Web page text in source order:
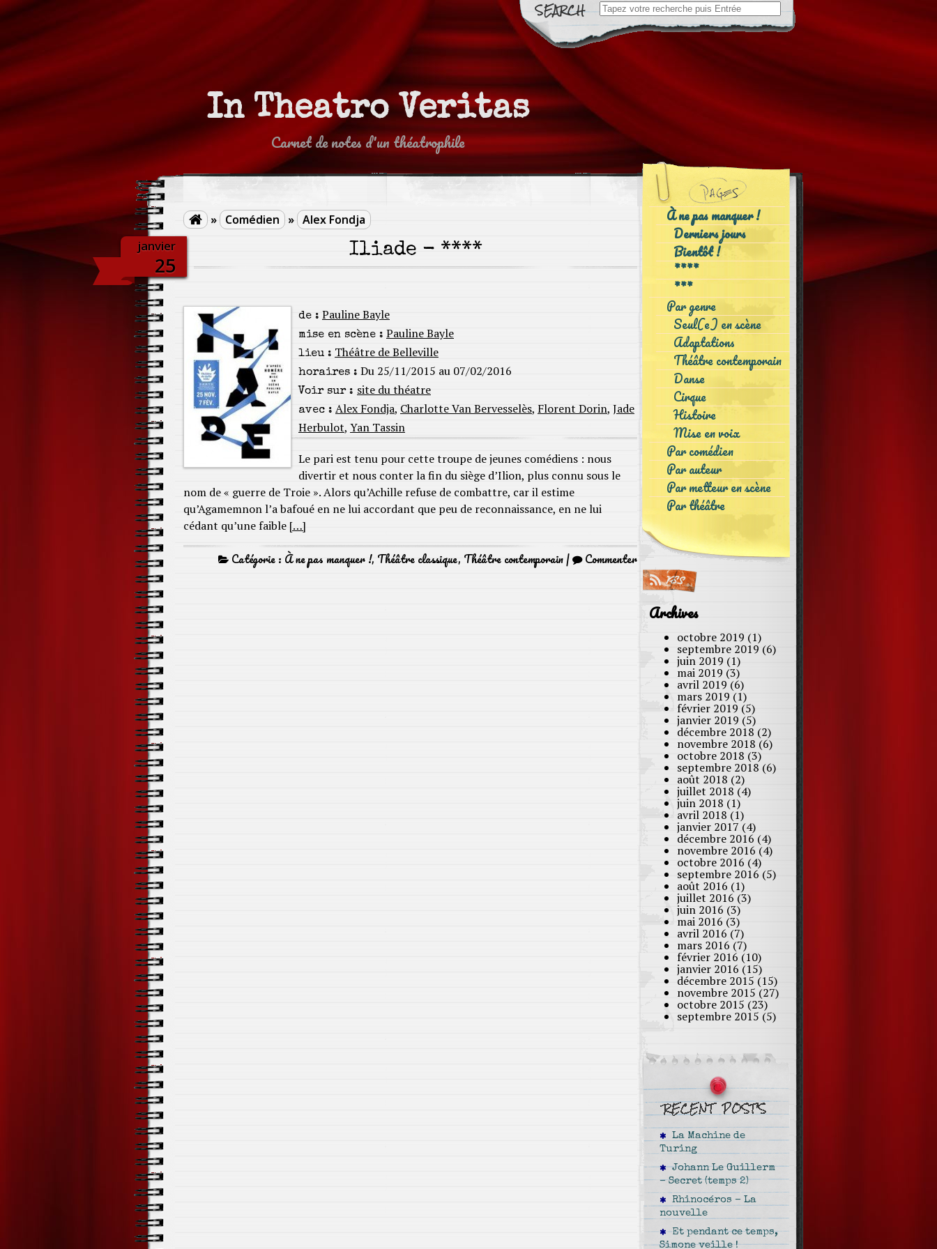
Search
for:
In Theatro Veritas
Carnet de notes d'un théatrophile
 » Comédien » Alex Fondja
janvier
25
Iliade - ****
de : Pauline Bayle
mise en scène : Pauline Bayle
lieu : Théâtre de Belleville
horaires : Du 25/11/2015 au 07/02/2016
Voir sur : site du théatre
avec : Alex Fondja, Charlotte Van Bervesselès, Florent Dorin, Jade
Herbulot, Yan Tassin
Le pari est tenu pour cette troupe de jeunes comédiens : nous
divertir et nous conter la fin du siège d’Ilion, plus connu sous le
nom de « guerre de Troie ». Alors qu’Achille refuse de combattre, car il estime
qu’Agamemnon l’a bafoué en ne lui accordant que peu de reconnaissance, en ne lui
cédant qu’une faible […]
Catégorie : À ne pas manquer !, Théâtre classique, Théâtre contemporain| Commenter
À ne pas manquer !
Derniers jours
Bientôt !
****
***
Par genre
Seul(e) en scène
Adaptations
Théâtre contemporain
Danse
Cirque
Histoire
Mise en voix
Par comédien
Par auteur
Par metteur en scène
Par théâtre
Archives
octobre 2019 (1)
septembre 2019 (6)
juin 2019 (1)
mai 2019 (3)
avril 2019 (6)
mars 2019 (1)
février 2019 (5)
janvier 2019 (5)
décembre 2018 (2)
novembre 2018 (6)
octobre 2018 (3)
septembre 2018 (6)
août 2018 (2)
juillet 2018 (4)
juin 2018 (1)
avril 2018 (1)
janvier 2017 (4)
décembre 2016 (4)
novembre 2016 (4)
octobre 2016 (4)
septembre 2016 (5)
août 2016 (1)
juillet 2016 (3)
juin 2016 (3)
mai 2016 (3)
avril 2016 (7)
mars 2016 (7)
février 2016 (10)
janvier 2016 (15)
décembre 2015 (15)
novembre 2015 (27)
octobre 2015 (23)
septembre 2015 (5)
La Machine de
Turing
Johann Le Guillerm
– Secret (temps 2)
Rhinocéros – La
nouvelle
Et pendant ce temps,
Simone veille !